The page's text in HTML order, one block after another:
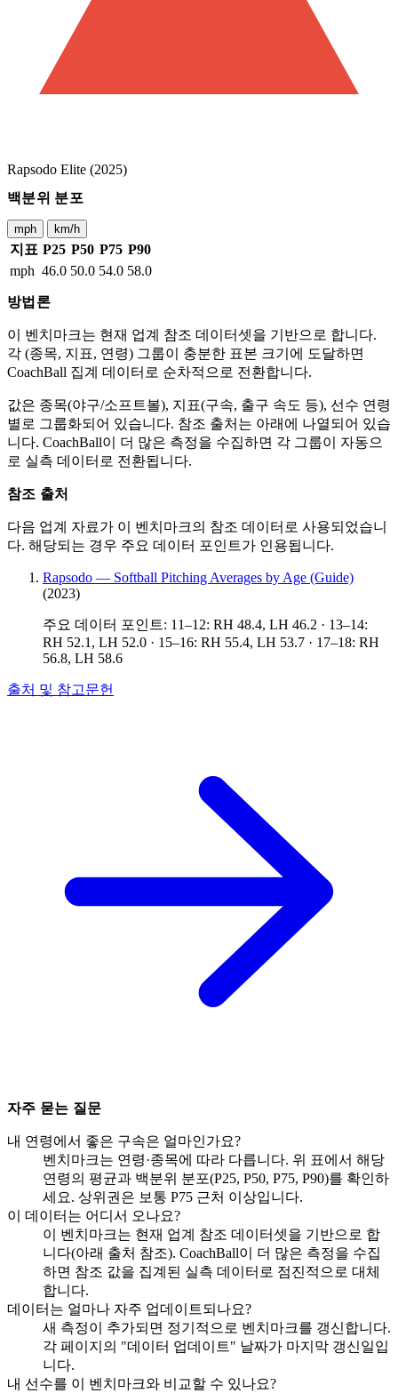
Rapsodo Elite (2025)
백분위 분포
mph km/h
지표 P25 P50 P75 P90
mph 46.0 50.0 54.0 58.0
방법론
이 벤치마크는 현재 업계 참조 데이터셋을 기반으로 합니다.
각 (종목, 지표, 연령) 그룹이 충분한 표본 크기에 도달하면
CoachBall 집계 데이터로 순차적으로 전환합니다.
값은 종목(야구/소프트볼), 지표(구속, 출구 속도 등), 선수 연령
별로 그룹화되어 있습니다. 참조 출처는 아래에 나열되어 있습
니다. CoachBall이 더 많은 측정을 수집하면 각 그룹이 자동으
로 실측 데이터로 전환됩니다.
참조 출처
다음 업계 자료가 이 벤치마크의 참조 데이터로 사용되었습니
다. 해당되는 경우 주요 데이터 포인트가 인용됩니다.
Rapsodo — Softball Pitching Averages by Age (Guide)
(2023)
주요 데이터 포인트: 11–12: RH 48.4, LH 46.2 · 13–14:
RH 52.1, LH 52.0 · 15–16: RH 55.4, LH 53.7 · 17–18: RH
56.8, LH 58.6
출처 및 참고문헌
자주 묻는 질문
내 연령에서 좋은 구속은 얼마인가요?
벤치마크는 연령·종목에 따라 다릅니다. 위 표에서 해당
연령의 평균과 백분위 분포(P25, P50, P75, P90)를 확인하
세요. 상위권은 보통 P75 근처 이상입니다.
이 데이터는 어디서 오나요?
이 벤치마크는 현재 업계 참조 데이터셋을 기반으로 합
니다(아래 출처 참조). CoachBall이 더 많은 측정을 수집
하면 참조 값을 집계된 실측 데이터로 점진적으로 대체
합니다.
데이터는 얼마나 자주 업데이트되나요?
새 측정이 추가되면 정기적으로 벤치마크를 갱신합니다.
각 페이지의 "데이터 업데이트" 날짜가 마지막 갱신일입
니다.
내 선수를 이 벤치마크와 비교할 수 있나요?